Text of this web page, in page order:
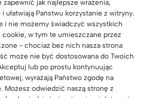
jak najlepsze wrażenia,
Państwu korzystanie z witryny.
i nie możemy świadczyć wszystkich
cookie, w tym te umieszczane przez
- chociaż bez nich nasza strona
może nie być dostosowana do Twoich
lub po prostu kontynuując
wyrażają Państwo zgodę na
Możesz odwiedzić naszą stronę z
w Przeworsku w
biurowe wykonaliśmy